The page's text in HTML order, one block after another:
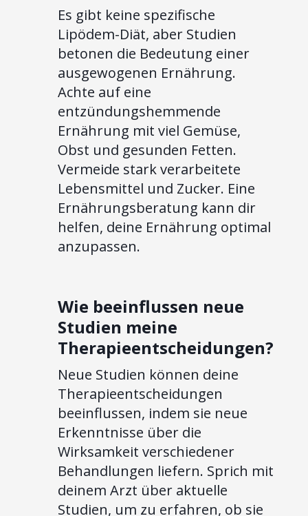
Es gibt keine spezifische
Lipödem-Diät, aber Studien
betonen die Bedeutung einer
ausgewogenen Ernährung.
Achte auf eine
entzündungshemmende
Ernährung mit viel Gemüse,
Obst und gesunden Fetten.
Vermeide stark verarbeitete
Lebensmittel und Zucker. Eine
Ernährungsberatung kann dir
helfen, deine Ernährung optimal
anzupassen.
Wie beeinflussen neue
Studien meine
Therapieentscheidungen?
Neue Studien können deine
Therapieentscheidungen
beeinflussen, indem sie neue
Erkenntnisse über die
Wirksamkeit verschiedener
Behandlungen liefern. Sprich mit
deinem Arzt über aktuelle
Studien, um zu erfahren, ob sie